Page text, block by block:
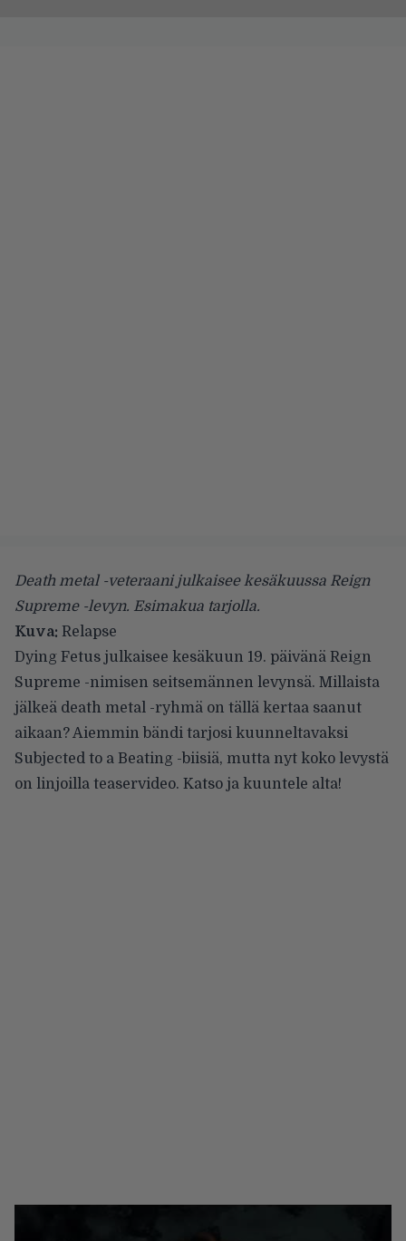
Death metal -veteraani julkaisee kesäkuussa Reign
Supreme -levyn. Esimakua tarjolla.
Kuva: Relapse
Dying Fetus julkaisee kesäkuun 19. päivänä Reign
Supreme -nimisen seitsemännen levynsä. Millaista
jälkeä death metal -ryhmä on tällä kertaa saanut
aikaan? Aiemmin bändi tarjosi kuunneltavaksi
Subjected to a Beating -biisiä, mutta nyt koko levystä
on linjoilla teaservideo. Katso ja kuuntele alta!